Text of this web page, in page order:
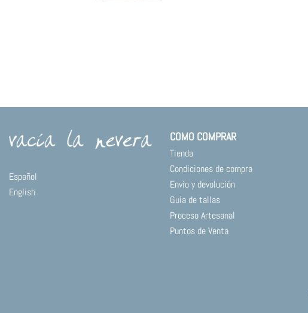
Español
English
COMO COMPRAR
Tienda
Condiciones de compra
Envío y devolución
Guía de tallas
Proceso Artesanal
Puntos de Venta